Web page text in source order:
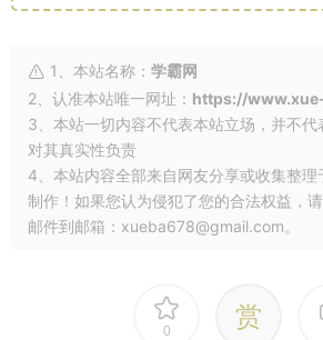
1、本站名称： 学霸网
2、认准本站唯一网址： https://
3、本站一切内容不代表本站立场，并不代
对其真实性负责
4、本站内容全部来自网友分享或收集整
制作！如果您认为侵犯了您的合法权益，
邮件到邮箱：xueba678@gmail.com。
0 赏